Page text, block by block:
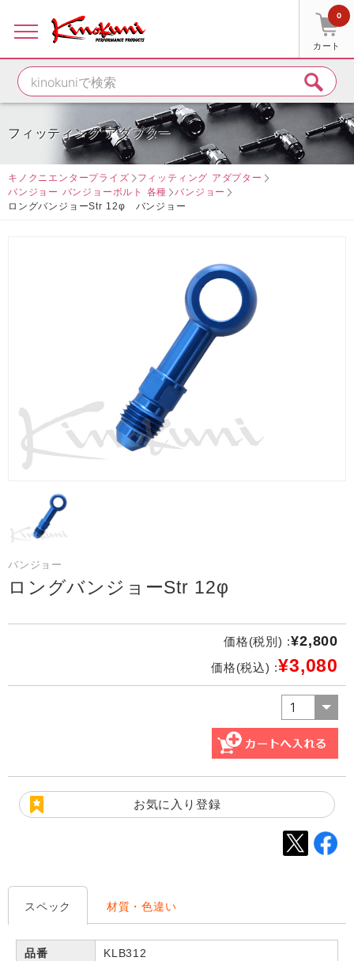
カート
0
フィッティング アダプター
キノクニエンタープライズ
フィッティング アダプター
バンジョー バンジョーボルト 各種
バンジョー
ロングバンジョーStr 12φ バンジョー
バンジョー
ロングバンジョーStr 12φ
価格(税別) :¥2,800
価格(税込) :¥3,080
お気に入り登録
スペック 材質・色違い
品番 KLB312